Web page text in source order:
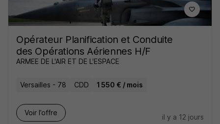
Opérateur Planification et Conduite
des Opérations Aériennes H/F
ARMEE DE L'AIR ET DE L'ESPACE
Versailles - 78 CDD 1 550 € / mois
Voir l’offre
il y a 12 jours